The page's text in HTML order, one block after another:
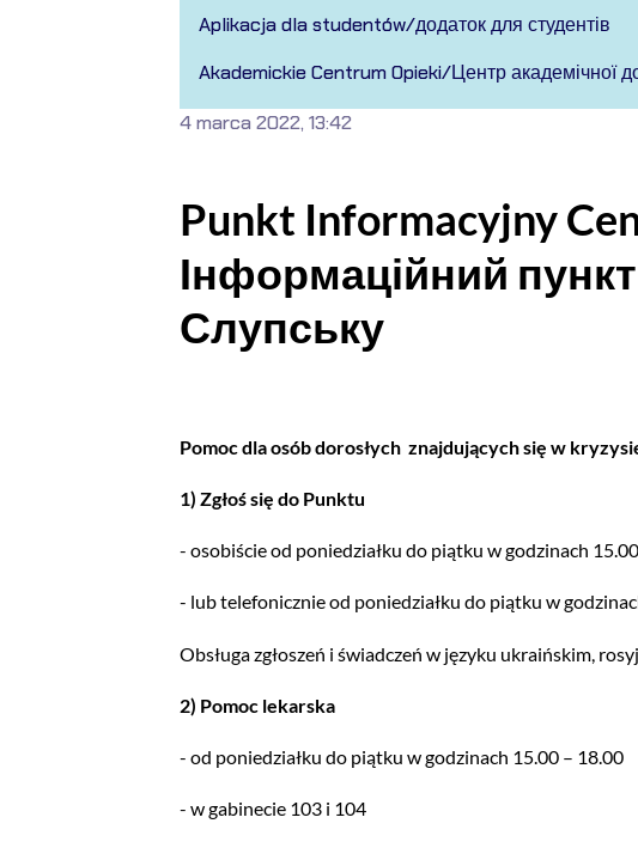
Aplikacja dla studentów/додаток для студентів
Akademickie Centrum Opieki/Центр академічної
Punkt Informacyjny
Інформаційний
Слупську
4 marca 2022, 13:42
Pomoc dla osób dorosłych znajdujących się w
1) Zgłoś się do Punktu
- osobiście od poniedziałku do piątku w godzinach
- lub telefonicznie od poniedziałku do piątku w
Obsługa zgłoszeń i świadczeń w języku ukraińskim,
2) Pomoc lekarska
- od poniedziałku do piątku w godzinach 15.00 – 18.00
- w gabinecie 103 i 104